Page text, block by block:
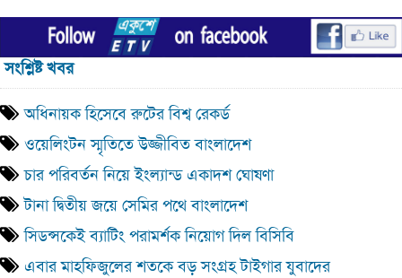
সংশ্লিষ্ট খবর
অধিনায়ক হিসেবে রুটের বিশ্ব রেকর্ড
ওয়েলিংটন স্মৃতিতে উজ্জীবিত বাংলাদেশ
চার পরিবর্তন নিয়ে ইংল্যান্ড একাদশ ঘোষণা
টানা দ্বিতীয় জয়ে সেমির পথে বাংলাদেশ
সিডন্সকেই ব্যাটিং পরামর্শক নিয়োগ দিল বিসিবি
এবার মাহফিজুলের শতকে বড় সংগ্রহ টাইগার যুবাদের